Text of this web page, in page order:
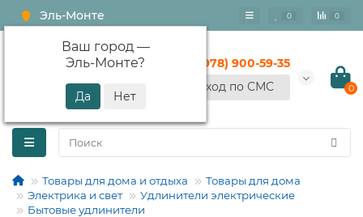
Эль-Монте
Ваш город —
Эль-Монте?
0 0
+7 (978) 900-59-35
Вход по СМС
0
Товары для дома и отдыха
Товары для дома
Электрика и свет
Удлинители электрические
Бытовые удлинители